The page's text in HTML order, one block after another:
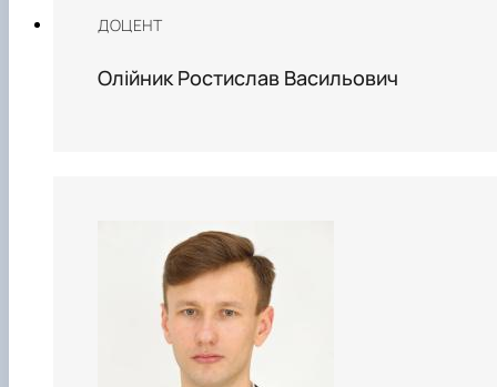
ДОЦЕНТ
Олійник Ростислав Васильович